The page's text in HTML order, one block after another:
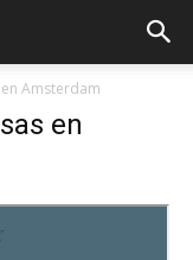
Amsterdam
en